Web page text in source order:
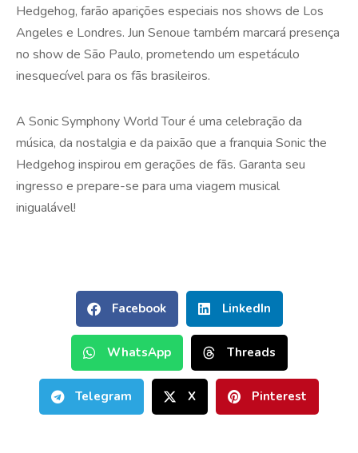
Hedgehog, farão aparições especiais nos shows de Los
Angeles e Londres. Jun Senoue também marcará presença
no show de São Paulo, prometendo um espetáculo
inesquecível para os fãs brasileiros.
A Sonic Symphony World Tour é uma celebração da
música, da nostalgia e da paixão que a franquia Sonic the
Hedgehog inspirou em gerações de fãs. Garanta seu
ingresso e prepare-se para uma viagem musical
inigualável!
Facebook LinkedIn
WhatsApp Threads
Telegram X Pinterest